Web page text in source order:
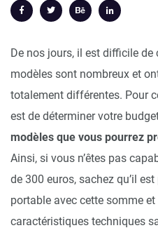
De nos jours, il est difficile
modèles sont nombreux et
totalement différentes. Pour
est de déterminer votre
modèles que vous pourrez
Ainsi, si vous n’êtes pas
de 300 euros, sachez qu’il
portable avec cette somme
caractéristiques techniques